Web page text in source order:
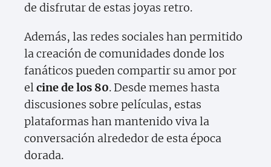
de disfrutar de estas joyas retro.
Además, las redes sociales han permitido
la creación de comunidades donde los
fanáticos pueden compartir su amor por
elcine de los 80. Desde memes hasta
discusiones sobre películas, estas
plataformas han mantenido viva la
conversación alrededor de esta época
dorada.